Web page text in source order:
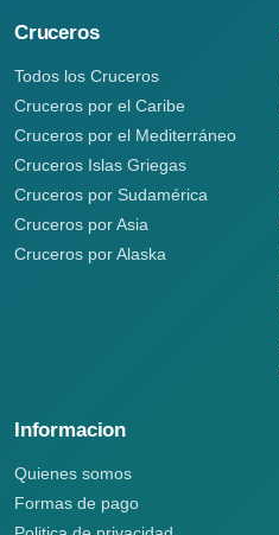
Cruceros
Todos los Cruceros
Cruceros por el Caribe
Cruceros por el Mediterráneo
Cruceros Islas Griegas
Cruceros por Sudamérica
Cruceros por Asia
Cruceros por Alaska
Informacion
Quienes somos
Formas de pago